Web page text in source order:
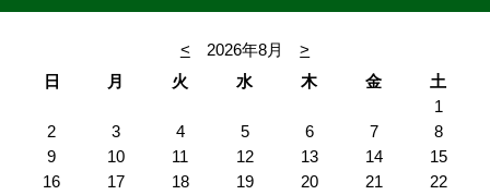
< 2026年8月
>
日
月 火 水 木 金
土
1
2
3 4 5 6 7
8
9
10 11 12 13 14
15
16
17 18 19 20 21
22